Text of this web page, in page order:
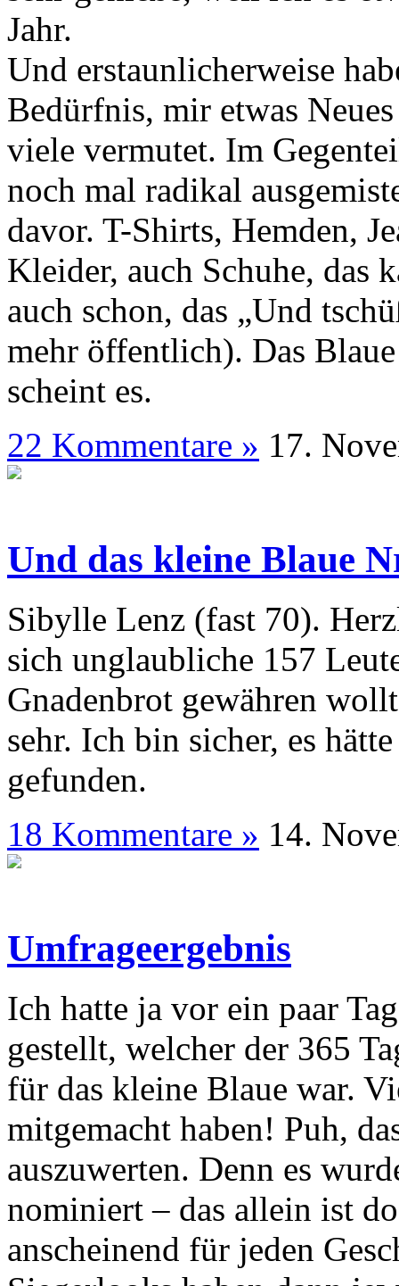
Jahr.
Und erstaunlicherweise
Bedürfnis, mir etwas
viele vermutet. Im
noch mal radikal
davor. T-Shirts, Hemden,
Kleider, auch Schuhe, das
auch schon, das „Und
mehr öffentlich). Das
scheint es.
22 Kommentare » 17.
Und das kleine Blaue
Sibylle Lenz (fast 70).
sich unglaubliche 157
Gnadenbrot gewähren
sehr. Ich bin sicher, es
gefunden.
18 Kommentare » 14.
Umfrageergebnis
Ich hatte ja vor ein paar
gestellt, welcher der 365
für das kleine Blaue war.
mitgemacht haben! Puh,
auszuwerten. Denn es
nominiert – das allein ist
anscheinend für jeden